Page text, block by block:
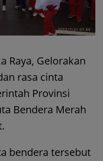
Raya, Gelorakan
rasa cinta
Provinsi
Bendera Merah
bendera tersebut